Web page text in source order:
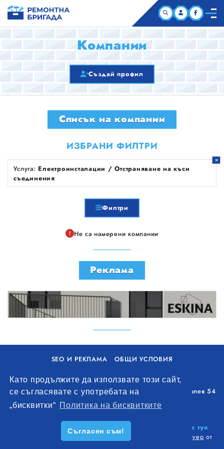
Като продължите да използвате този сайт,
се съгласявате с употребата на
„бисквитки“ Политика на бисквитките
Съгласен съм!
КОМПАНИИ
ЗА НАС
Компании
Създай профил
Списък на компании
ИЗБРАНИ ФИЛТРИ
Услуга: Електроинсталации / Отстраняване на къси
съединения
Филтри
Не са намерени компании
Реклама
SEO И РЕКЛАМА
ОБЩИ УСЛОВИЯ
Уолоу Интернешънъл ЕООД, гр. Варна, бул. Генерал Колев 54
+359 893 621 112
office@remontna-brigada.com
Създай профил на своя строителен бизнес тук
. Всички права запазени. Изработка на софтуер от